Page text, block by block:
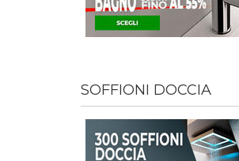
SOFFIONI DOCCIA